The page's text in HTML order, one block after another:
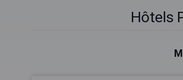
Hôtels